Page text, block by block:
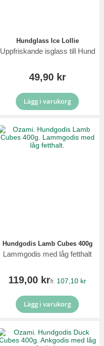
Hundglass Ice Lollie
Uppfriskande isglass till Hund
49,90 kr
Lägg i varukorg
Hundgodis Lamb Cubes 400g
Lammgodis med låg fetthalt
119,00 krfr. 107,10 kr
Lägg i varukorg